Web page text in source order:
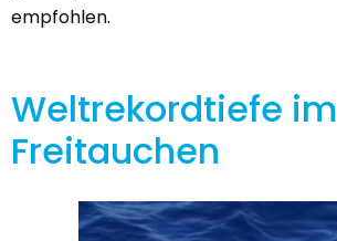
empfohlen.
Weltrekordtiefe im
Freitauchen